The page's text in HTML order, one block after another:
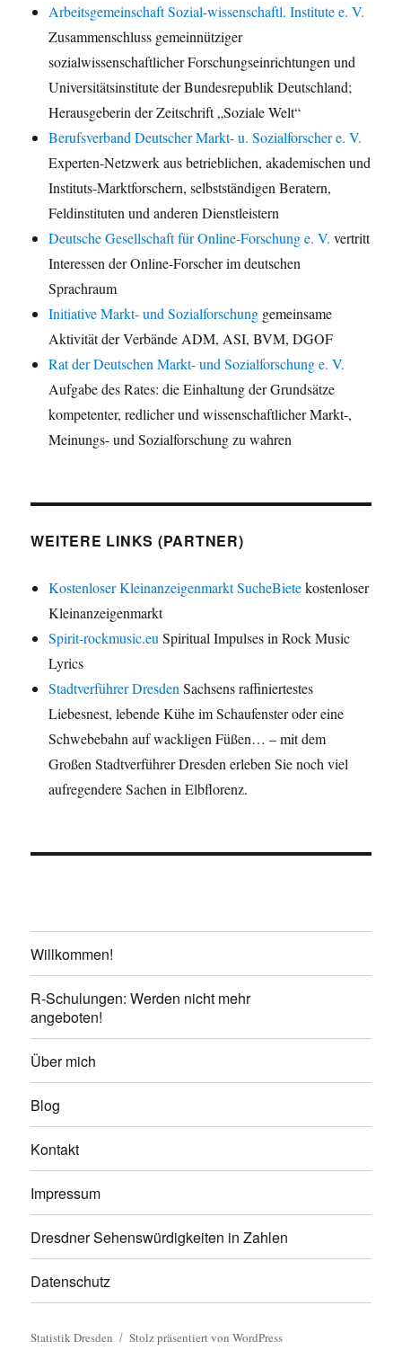
Arbeitsgemeinschaft Sozial-wissenschaftl. Institute e. V.
Zusammenschluss gemeinnütziger
sozialwissenschaftlicher Forschungseinrichtungen und
Universitätsinstitute der Bundesrepublik Deutschland;
Herausgeberin der Zeitschrift „Soziale Welt“
Berufsverband Deutscher Markt- u. Sozialforscher e. V.
Experten-Netzwerk aus betrieblichen, akademischen und
Instituts-Marktforschern, selbstständigen Beratern,
Feldinstituten und anderen Dienstleistern
Deutsche Gesellschaft für Online-Forschung e. V. vertritt
Interessen der Online-Forscher im deutschen
Sprachraum
Initiative Markt- und Sozialforschung gemeinsame
Aktivität der Verbände ADM, ASI, BVM, DGOF
Rat der Deutschen Markt- und Sozialforschung e. V.
Aufgabe des Rates: die Einhaltung der Grundsätze
kompetenter, redlicher und wissenschaftlicher Markt-,
Meinungs- und Sozialforschung zu wahren
WEITERE LINKS (PARTNER)
Kostenloser Kleinanzeigenmarkt SucheBietekostenloser
Kleinanzeigenmarkt
Spirit-rockmusic.euSpiritual Impulses in Rock Music
Lyrics
Stadtverführer DresdenSachsens raffiniertestes
Liebesnest, lebende Kühe im Schaufenster oder eine
Schwebebahn auf wackligen Füßen… – mit dem
Großen Stadtverführer Dresden erleben Sie noch viel
aufregendere Sachen in Elbflorenz.
Willkommen!
R-Schulungen: Werden nicht mehr
angeboten!
Über mich
Blog
Kontakt
Impressum
Dresdner Sehenswürdigkeiten in Zahlen
Datenschutz
Statistik Dresden Stolz präsentiert von WordPress